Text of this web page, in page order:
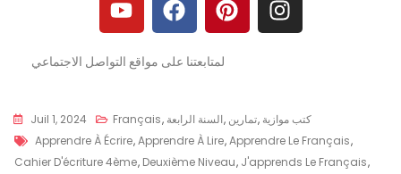
لمتابعتنا على مواقع التواصل الاجتماعي
Juil 1, 2024 Français, السنة الرابعة, تمارين, كتب موازية
Apprendre À Écrire,Apprendre À Lire,Apprendre Le Français,
Cahier D'écriture 4ème, Deuxième Niveau, J'apprends Le Français,